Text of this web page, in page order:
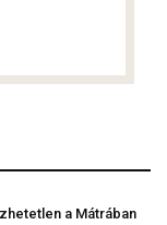
a Mátrában